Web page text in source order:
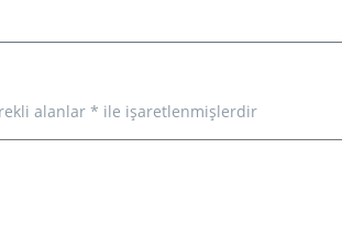
alanlar * ile işaretlenmişlerdir